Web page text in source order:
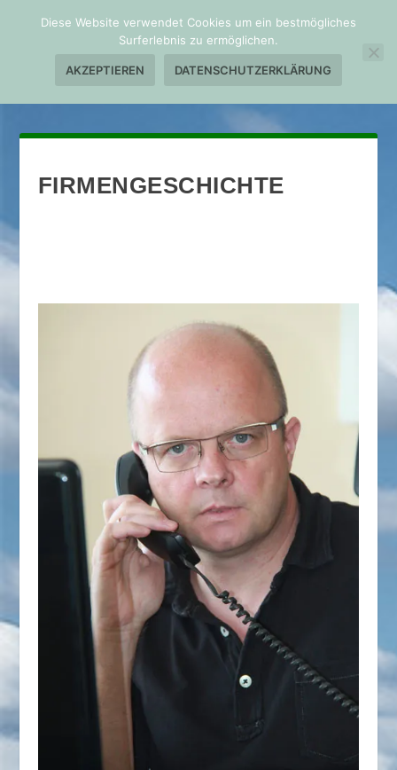
FIRMENGESCHICHTE
Diese Website verwendet Cookies um ein bestmögliches
Surferlebnis zu ermöglichen.
AKZEPTIEREN DATENSCHUTZERKLÄRUNG